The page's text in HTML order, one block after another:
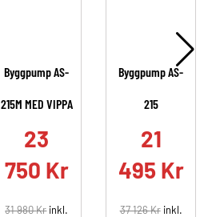
Byggpump AS-
215M MED VIPPA
23
750 Kr
31 980Krinkl.
Byggpump AS-
215
21
495 Kr
37 126Krinkl.